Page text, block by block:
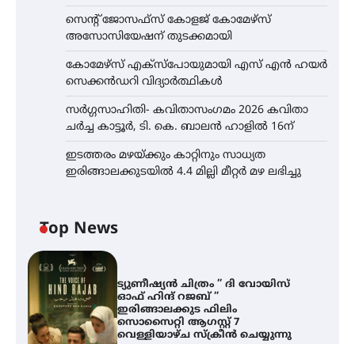
സെന്റ് ജോസഫ്സ് കോളജ് കോമേഴ്‌സ്
അസോസിയേഷന് തുടക്കമായി
കോമേഴ്സ് എക്സ്പോയുമായി എസ് എൻ ഹയർ
സെക്കൻഡറി വിദ്യാർത്ഥികൾ
സർഗ്ഗസാഹിതി- കവിതാസംഗമം 2026 കവിതാ
ചർച്ച കാട്ടൂർ, ടി. കെ. ബാലൻ ഹാളിൽ 16ന്
ഇടത്തരം മഴയ്ക്കും കാറ്റിനും സാധ്യത
ഇരിങ്ങാലക്കുടയിൽ 4.4 മില്ലി മീറ്റർ മഴ ലഭിച്ചു
Top News
ട്യുണീഷ്യൻ ചിത്രം ” ദി വോയിസ്
ഓഫ് ഹിന്ദ് റജബ് ”
ഇരിങ്ങാലക്കുട ഫിലിം
സൊസൈറ്റി ആഗസ്റ്റ് 7
വെള്ളിയാഴ്ച സ്‌ക്രീൻ ചെയ്യുന്നു